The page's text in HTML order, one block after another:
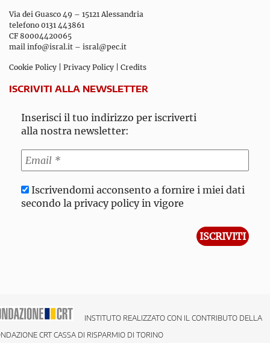
Via dei Guasco 49 – 15121 Alessandria
telefono 0131 443861
CF 80004420065
mail info@isral.it – isral@pec.it
Cookie Policy Privacy Policy Credits
ISCRIVITI ALLA NEWSLETTER
Inserisci il tuo indirizzo per iscriverti
alla nostra newsletter:
Iscrivendomi acconsento a fornire i miei dati
secondo la privacy policy in vigore
INSTITUTO REALIZZATO CON IL CONTRIBUTO DELLA
CRT CASSA DI RISPARMIO DI TORINO